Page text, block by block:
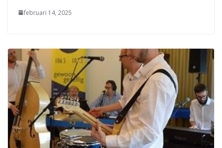
februari 14, 2025